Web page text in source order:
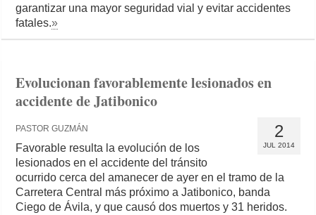
garantizar una mayor seguridad vial y evitar accidentes
fatales.»
Evolucionan favorablemente lesionados en
accidente de Jatibonico
2
JUL 2014
PASTOR GUZMÁN
Favorable resulta la evolución de los
lesionados en el accidente del tránsito
ocurrido cerca del amanecer de ayer en el tramo de la
Carretera Central más próximo a Jatibonico, banda
Ciego de Ávila, y que causó dos muertos y 31 heridos.